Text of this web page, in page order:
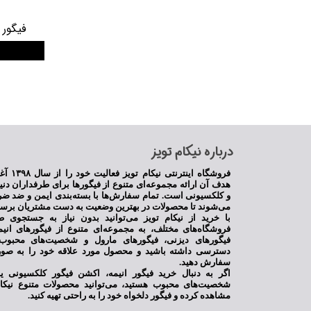
فیگور 30 سانتیمتر دکتر
​درباره نیکام تویز
هدف آن ارائه مجموعه‌ای متنوع از فیگورها برای طرفداران
و کلکسیونی است. تمام سفارش‌ها با بسته‌بندی ایمن و ضد
می‌شوند تا محصولات در بهترین وضعیت به دست مشتریان
با خرید از نیکام تویز می‌توانید بدون نیاز به جستجوی
فروشگاه‌های مختلف، به مجموعه‌ای متنوع از فیگورهای
فیگورهای دیزنی، فیگورهای مارول و شخصیت‌های
دسترسی داشته باشید و محصول مورد علاقه خود را به
سفارش دهید.
اگر به دنبال خرید فیگور انیمه، اکشن فیگور کلکسیونی
شخصیت‌های محبوب هستید، می‌توانید محصولات متنوع
مشاهده کرده و فیگور دلخواه خود را به راحتی تهیه کنید.